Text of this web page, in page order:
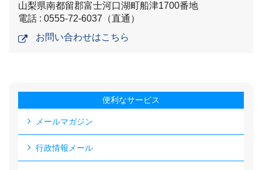
山梨県南都留郡富士河口湖町船津1700番地
電話 : 0555-72-6037（直通）
お問い合わせはこちら
便利なサービス
メールマガジン
行政情報メール